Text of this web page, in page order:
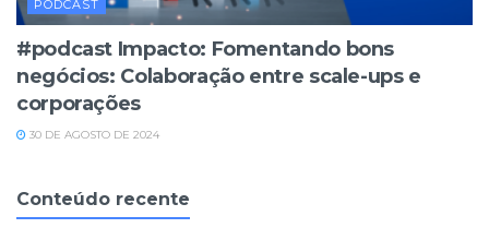
PODCAST
#podcast Impacto: Fomentando bons
negócios: Colaboração entre scale-ups e
corporações
30 DE AGOSTO DE 2024
Conteúdo recente